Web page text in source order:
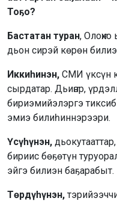
Тоҕо?
Бастатан туран,
дьон сирэй көрөн
Иккиһинэн, СМИ үксүн
сырдатар. Дьиҥэр,
бириэмийэлэргэ
эмиэ билиһиннэрээри.
Үсүһүнэн,
бириис бөҕөтүн
эйгэ билиэн баҕарабыт.
Төрдүһүнэн,